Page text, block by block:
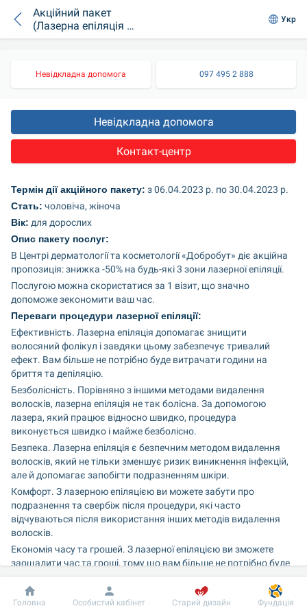
Акційний пакет
(Лазерна епіляція 3
процедури)
Укр
Невідкладна допомога 097 495 2 888
Невідкладна допомога
Контакт-центр
Термін дії акційного пакету: з 06.04.2023 р. по 30.04.2023 р.
Стать: чоловіча, жіноча
Вік: для дорослих
Опис пакету послуг:
В Центрі дерматології та косметології «Добробут» діє акційна
пропозиція: знижка -50% на будь-які 3 зони лазерної епіляції.
Послугою можна скористатися за 1 візит, що значно
допоможе зекономити ваш час.
Переваги процедури лазерної епіляції:
Ефективність. Лазерна епіляція допомагає знищити
волосяний фолікул і завдяки цьому забезпечує тривалий
ефект. Вам більше не потрібно буде витрачати години на
бриття та депіляцію.
Безболісність. Порівняно з іншими методами видалення
волосків, лазерна епіляція не так болісна. За допомогою
лазера, який працює відносно швидко, процедура
виконується швидко і майже безболісно.
Безпека. Лазерна епіляція є безпечним методом видалення
волосків, який не тільки зменшує ризик виникнення інфекцій,
але й допомагає запобігти подразненням шкіри.
Комфорт. З лазерною епіляцією ви можете забути про
подразнення та свербіж після процедури, які часто
відчуваються після використання інших методів видалення
волосків.
Економія часу та грошей. З лазерної епіляцією ви зможете
заощадити час та гроші, тому що вам більше не потрібно буде
витрачати кошти на постійні візити до салону краси та
покупку продуктів для депіляції.
Тож не гайте часу на болісні та неефективні методи видалення
Добробут Інформація Пацієнту
Головна Особистий кабінет Старий дизайн Фундація